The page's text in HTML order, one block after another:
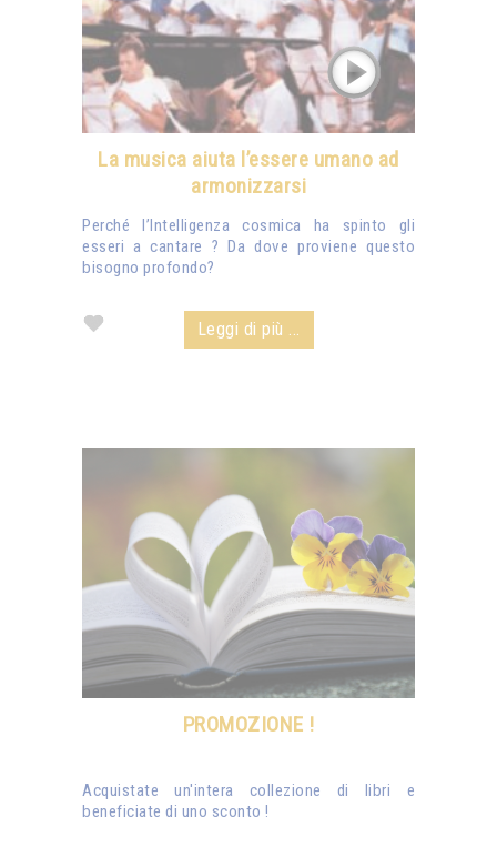
La musica aiuta l’essere umano ad
armonizzarsi
Perché l’Intelligenza cosmica ha spinto gli
esseri a cantare ? Da dove proviene questo
bisogno profondo?
Leggi di più ...
PROMOZIONE !
Acquistate un'intera collezione di libri e
beneficiate di uno sconto !